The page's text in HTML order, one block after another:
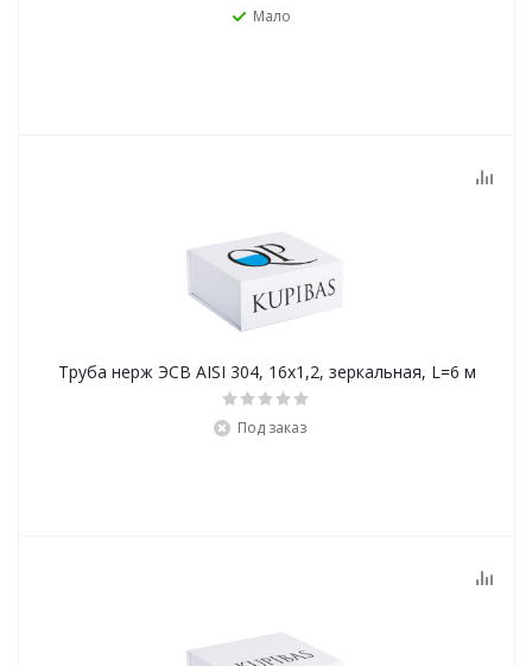
Мало
Труба нерж ЭСВ AISI 304, 16х1,2, зеркальная, L=6 м
Под заказ